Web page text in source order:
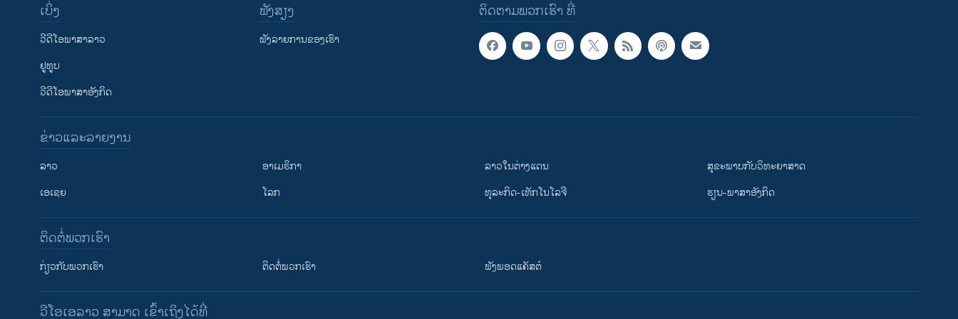
ຕິດຕາມພວກເຮົາ ທີ່
ເບິ່ງ
ວີດີໂອພາສາລາວ
ຢູທູບ
ວີດີໂອພາສາອັງກິດ
ຟັງສຽງ
ຟັງລາຍການຂອງເຮົາ
ຂ່າວແລະລາຍງານ
ລາວ
ເອເຊຍ
ອາເມຣິກາ
ໂລກ
ລາວໃນຕ່າງແດນ
ທຸລະກິດ-ເທັກໂນໂລຈີ
ສຸຂະພາບກັບວິທະຍາສາດ
ຮຽນ-ພາສາອັງກິດ
ຕິດຕໍ່ພວກເຮົາ
ກ່ຽວກັບພວກເຮົາ ຕິດຕໍ່ພວກເຮົາ ຟັງພອດແຄັສຕ໌
ວີໂອເອລາວ ສາມາດ ເຂົ້າເຖິງໄດ້ທີ່